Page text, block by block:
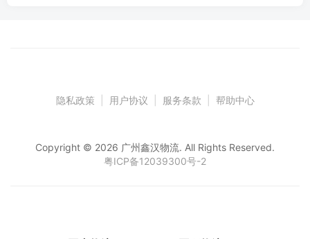
隐私政策 用户协议 服务条款 帮助中心
Copyright © 2026 广州鑫汉物流. All Rights Reserved.
粤ICP备12039300号-2